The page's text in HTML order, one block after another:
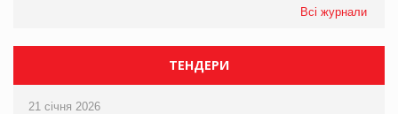
Всі журнали
ТЕНДЕРИ
21 січня 2026